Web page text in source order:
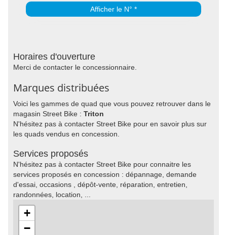
Afficher le N° *
Horaires d'ouverture
Merci de contacter le concessionnaire.
Marques distribuées
Voici les gammes de quad que vous pouvez retrouver dans le
magasin Street Bike : Triton
N'hésitez pas à contacter Street Bike pour en savoir plus sur
les quads vendus en concession.
Services proposés
N'hésitez pas à contacter Street Bike pour connaitre les
services proposés en concession : dépannage, demande
d'essai, occasions , dépôt-vente, réparation, entretien,
randonnées, location, ...
+
−